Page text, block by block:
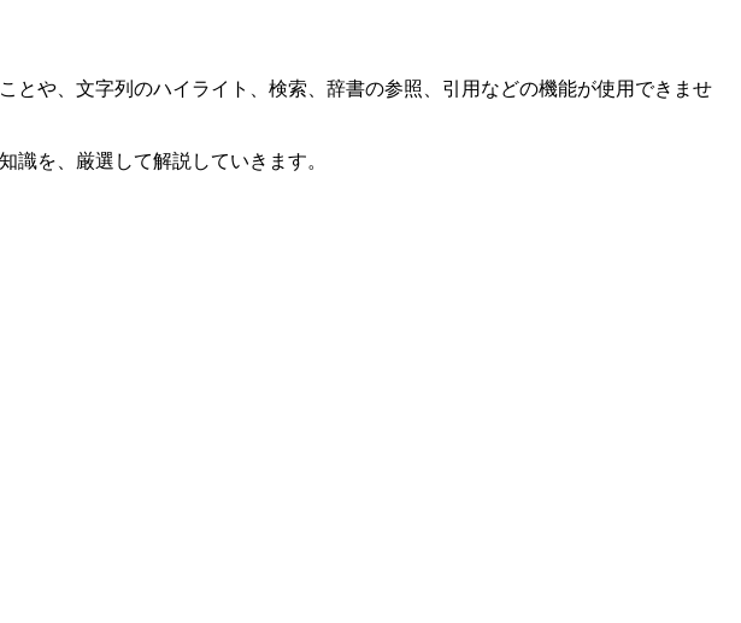
や、文字列のハイライト、検索、辞書の参照、引用などの機能が使用できませ
識を、厳選して解説していきます。